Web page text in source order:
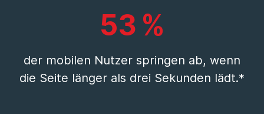
53 %
der mobilen Nutzer springen ab, wenn
die Seite länger als drei Sekunden lädt.*